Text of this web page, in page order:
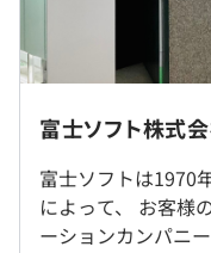
プロジェクト運営が
作業に必要なスペッ
む）など、必要な開
錦糸町オフィス、み
区)
就業場所の変更範囲
＜雇入時＞
桜木町本社、大宮オ
※所定時間外労働あ
業務上必要がある場
休憩時間：12：00〜
富士ソフト株式
富士ソフトは1970
によって、 お客様
ーションカンパニーです。 【富士ソフ